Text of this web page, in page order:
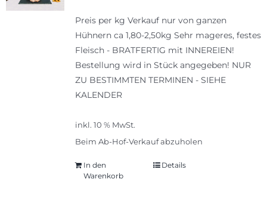
Preis per kg Verkauf nur von ganzen
Hühnern ca 1,80-2,50kg Sehr mageres, festes
Fleisch - BRATFERTIG mit INNEREIEN!
Bestellung wird in Stück angegeben! NUR
ZU BESTIMMTEN TERMINEN - SIEHE
KALENDER
inkl. 10 % MwSt.
Beim Ab-Hof-Verkauf abzuholen
In den
Warenkorb
Details